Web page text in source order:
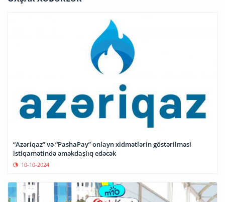
“Azəriqaz” və “PashaPay” onlayn xidmətlərin göstərilməsi
istiqamətində əməkdaşlıq edəcək
10-10-2024